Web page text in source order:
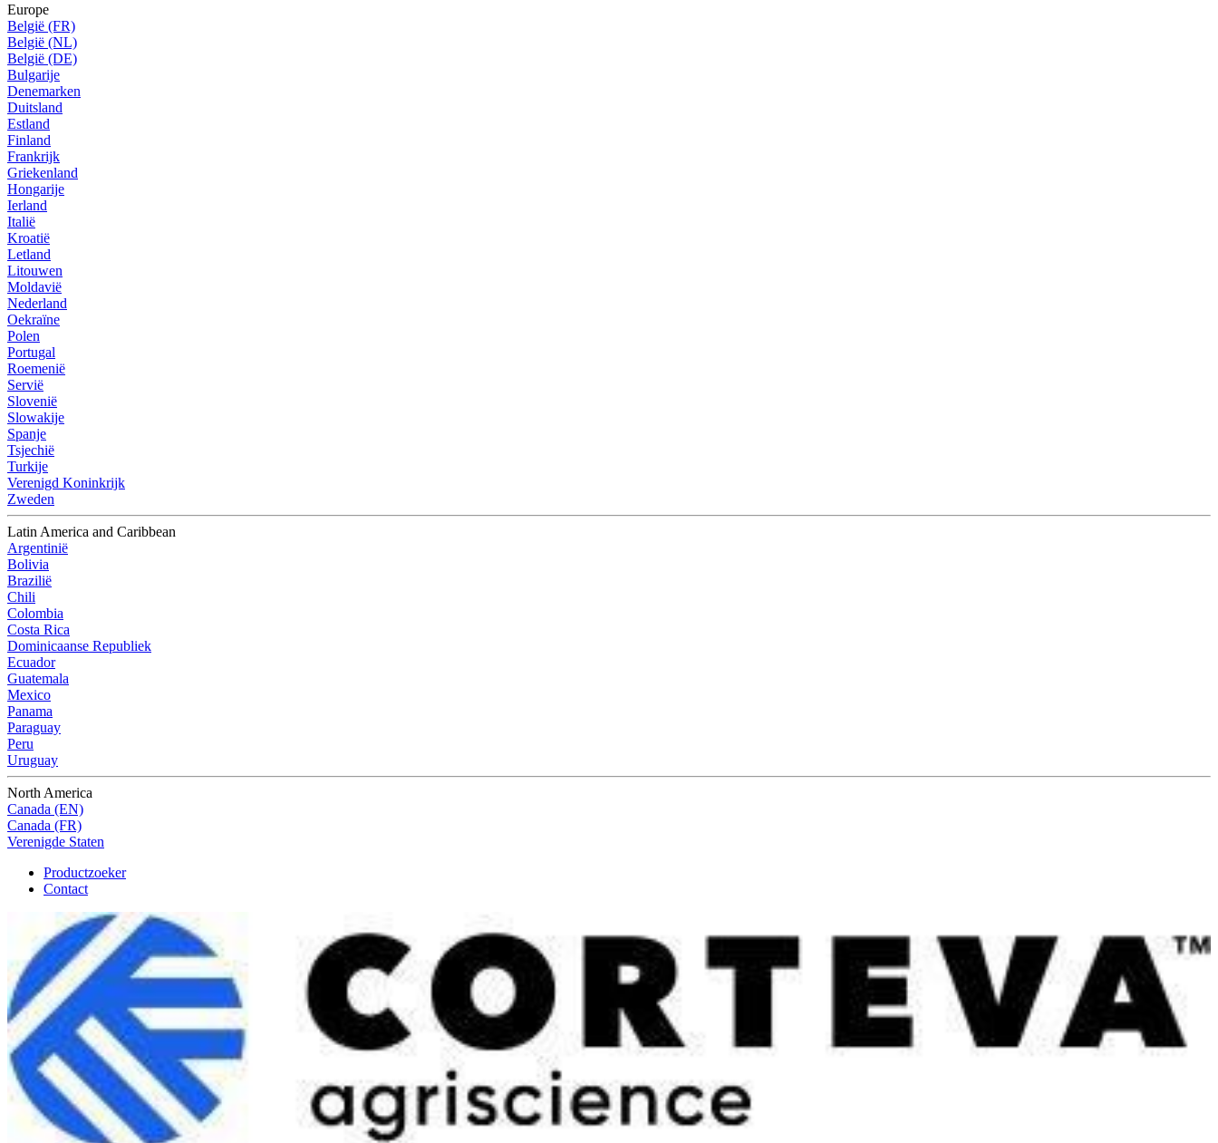
Europe
België (FR)
België (NL)
België (DE)
Bulgarije
Denemarken
Duitsland
Estland
Finland
Frankrijk
Griekenland
Hongarije
Ierland
Italië
Kroatië
Letland
Litouwen
Moldavië
Nederland
Oekraïne
Polen
Portugal
Roemenië
Servië
Slovenië
Slowakije
Spanje
Tsjechië
Turkije
Verenigd Koninkrijk
Zweden
Latin America and Caribbean
Argentinië
Bolivia
Brazilië
Chili
Colombia
Costa Rica
Dominicaanse Republiek
Ecuador
Guatemala
Mexico
Panama
Paraguay
Peru
Uruguay
North America
Canada (EN)
Canada (FR)
Verenigde Staten
Productzoeker
Contact